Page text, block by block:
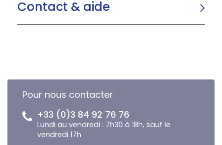
Contact & aide
Pour nous contacter
+33 (0)3 84 92 76 76
Lundi au vendredi : 7h30 à 18h, sauf le
vendredi 17h